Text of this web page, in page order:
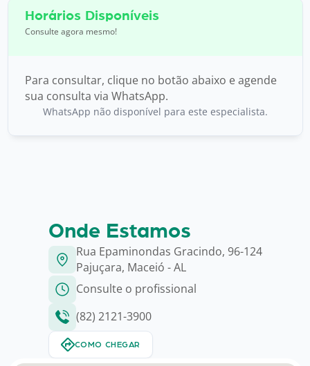
Horários Disponíveis
Consulte agora mesmo!
Para consultar, clique no botão abaixo e agende
sua consulta via WhatsApp.
WhatsApp não disponível para este especialista.
Onde Estamos
Rua Epaminondas Gracindo, 96-124
Pajuçara, Maceió - AL
Consulte o profissional
(82) 2121-3900
COMO CHEGAR